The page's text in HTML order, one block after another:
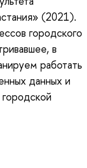
(2021).
городского
в
работать
данных и